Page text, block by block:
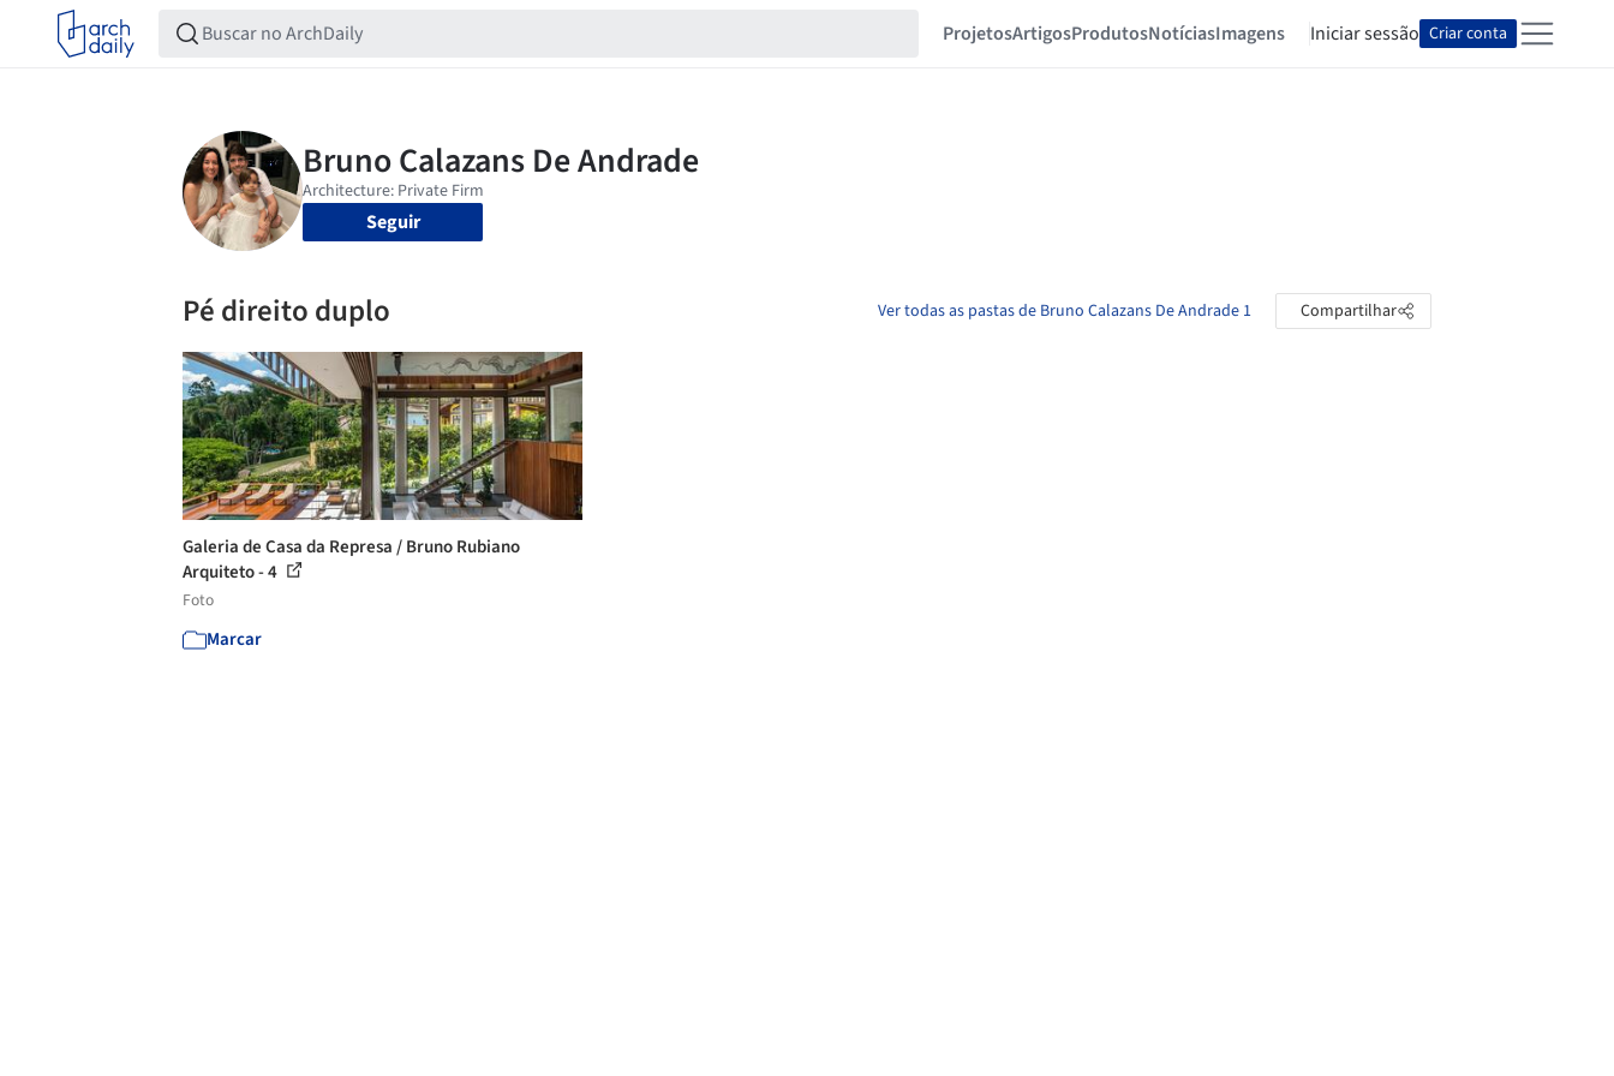
ProjetosArtigosProdutosNotíciasImagens Iniciar sessão Criar conta
Seguir
Pé direito duplo Ver todas as pastas de Bruno Calazans De Andrade 1 Compartilhar
Galeria de Casa da Represa / Bruno Rubiano
Arquiteto - 4
Foto
Marcar